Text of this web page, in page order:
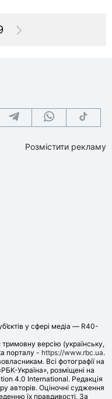
Розмістити рекламу
у сфері медіа — R40-
версію (українську,
порталу - https://www.rbc.ua.
Всі фотографії на
Україна», розміщені на
4.0 International. Редакція
авторів. Оціночні судження
їх правдивості. За